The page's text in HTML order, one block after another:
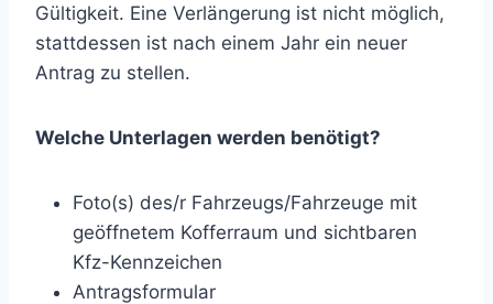
Gültigkeit. Eine Verlängerung ist nicht möglich,
stattdessen ist nach einem Jahr ein neuer
Antrag zu stellen.
Welche Unterlagen werden benötigt?
Foto(s) des/r Fahrzeugs/Fahrzeuge mit
geöffnetem Kofferraum und sichtbaren
Kfz-Kennzeichen
Antragsformular